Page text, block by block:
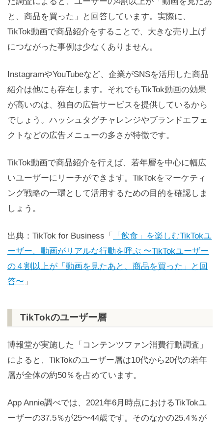
と、商品を買った」と回答しています。実際に、
TikTok動画で商品紹介をすることで、大きな売り上げ
につながった事例は少なくありません。
InstagramやYouTubeなど、企業がSNSを活用した商品
紹介は他にも存在します。それでもTikTok動画の効果
が高いのは、独自の広告サービスを提供しているから
でしょう。ハッシュタグチャレンジやブランドエフェ
クトなどの広告メニューの多さが特徴です。
TikTok動画で商品紹介を行えば、若年層を中心に幅広
いユーザーにリーチができます。TikTokをマーケティ
ング戦略の一環として活用するための目的を確認しま
しょう。
出典：TikTok for Business「
「飲食」を楽しむTikTokユ
ーザー、動画がリアルな行動を呼ぶ 〜TikTokユーザー
の４割以上が「動画を見たあと、商品を買った」と回
答〜 」
TikTokのユーザー層
博報堂が実施した「コンテンツファン消費行動調査」
によると、TikTokのユーザー層は10代から20代の若年
層が全体の約50％を占めています。
App Annie調べでは、2021年6月時点におけるTikTokユ
ーザーの37.5％が25〜44歳です。そのなかの25.4％が